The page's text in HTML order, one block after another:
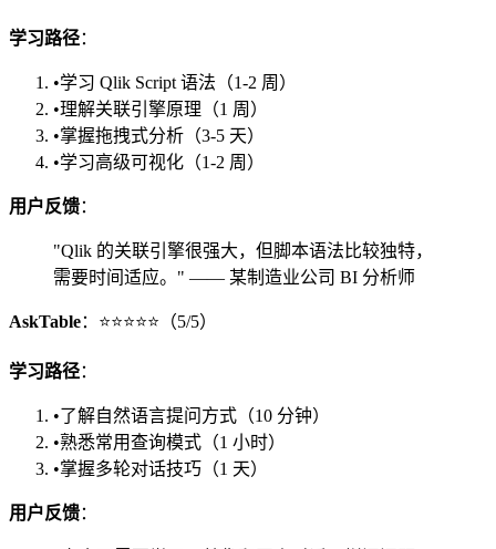
学习路径：
•学习 Qlik Script 语法（1-2 周）
•理解关联引擎原理（1 周）
•掌握拖拽式分析（3-5 天）
•学习高级可视化（1-2 周）
用户反馈：
"Qlik 的关联引擎很强大，但脚本语法比较独特，
需要时间适应。" —— 某制造业公司 BI 分析师
AskTable：⭐⭐⭐⭐⭐（5/5）
学习路径：
•了解自然语言提问方式（10 分钟）
•熟悉常用查询模式（1 小时）
•掌握多轮对话技巧（1 天）
用户反馈：